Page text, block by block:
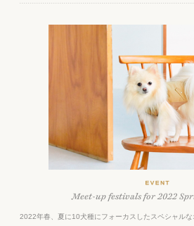
Meet-up festivals for 2022
2022年春、夏に10犬種にフォーカスしたスペシャルな